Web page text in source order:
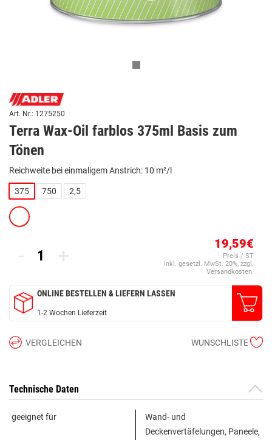
Art. Nr.: 1275250
Terra Wax-Oil farblos 375ml Basis zum
Tönen
Reichweite bei einmaligem Anstrich: 10 m²/l
375 750 2,5
- + 19,59€
Preis / ST
inkl. gesetzl. MwSt. 20%, zzgl.
Versandkosten.
ONLINE BESTELLEN & LIEFERN LASSEN
1-2 Wochen Lieferzeit
VERGLEICHEN WUNSCHLISTE
Technische Daten
geeignet für
Wand- und
Deckenvertäfelungen, Paneele,